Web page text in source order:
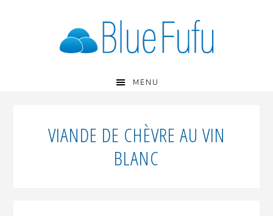
MENU
VIANDE DE CHÈVRE AU VIN
BLANC